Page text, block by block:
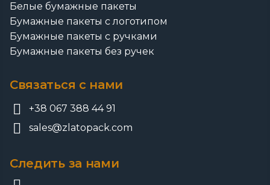
Белые бумажные пакеты
Бумажные пакеты с логотипом
Бумажные пакеты с ручками
Бумажные пакеты без ручек
Связаться с нами
+38 067 388 44 91
sales@zlatopack.com
Следить за нами